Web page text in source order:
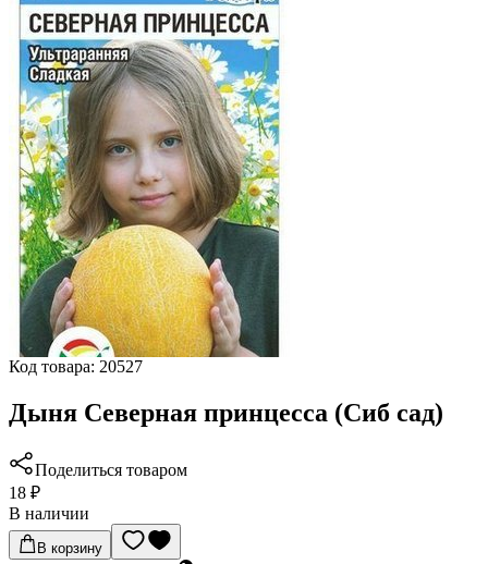
Код товара: 20527
Дыня Северная принцесса (Сиб сад)
Поделиться товаром
18 ₽
В наличии
В корзину